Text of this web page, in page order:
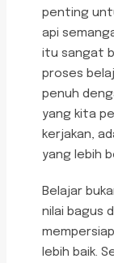
penting
api
itu sangat
proses
penuh
yang kita
kerjakan,
yang lebih
Belajar
nilai bagus
lebih baik.